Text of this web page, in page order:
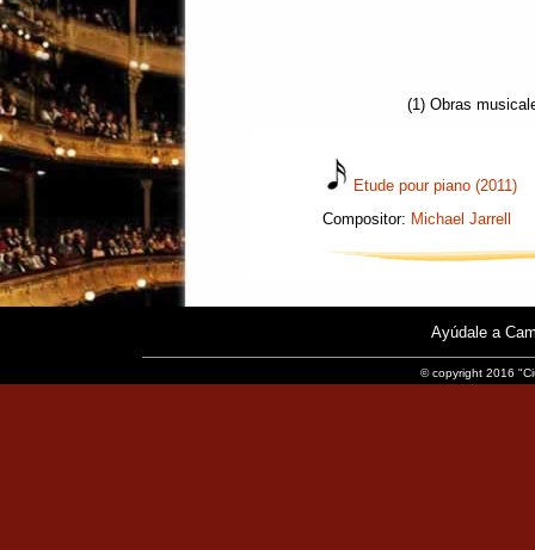
(1) Obras
Etude pour piano (2011)
Compositor: Michael Jarrell
Ayúdale a
© copyright 2016